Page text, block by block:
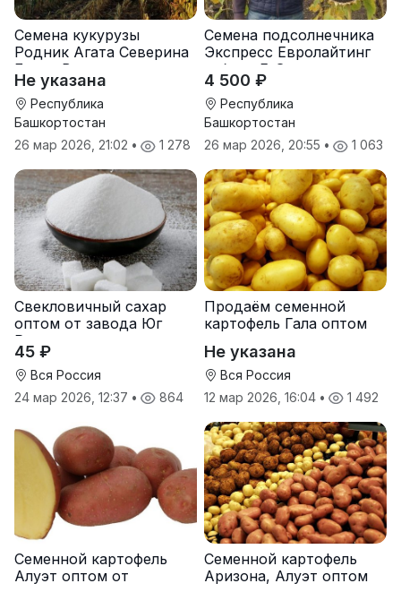
Семена кукурузы
Родник Агата Северина
Берта Вилора
Прохладненский Дарина
Росс Машук Катерина
Не указана
Республика
Башкортостан
26 мар 2026, 21:02 • 1 278
Семена подсолнечника
Экспресс Евролайтинг
гибрид F-G+
4 500 ₽
Республика
Башкортостан
26 мар 2026, 20:55 • 1 063
Свекловичный сахар
оптом от завода Юг
Руси
45 ₽
Вся Россия
24 мар 2026, 12:37 • 864
Продаём семенной
картофель Гала оптом
Не указана
Вся Россия
12 мар 2026, 16:04 • 1 492
Семенной картофель
Алуэт оптом от
Семенной картофель
Аризона, Алуэт оптом